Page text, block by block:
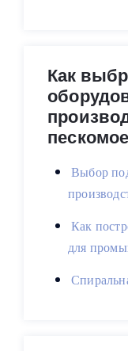
Как
Выбор
Как
для